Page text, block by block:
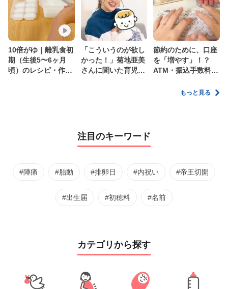
10倍がゆ｜離乳食初
期（生後5〜6ヶ月
頃）のレシピ・作り
「こういうのが欲し
かった！」菊地亜美
さんに聞いた育児
節約のために、口座
を「増やす」！？
ATM・振込手数料の
家計管理術もっと見る
注目のキーワード
#陣痛 #胎動 #排卵日 #内祝い #帝王切開
#出生届 #初穂料 #名前
カテゴリから探す